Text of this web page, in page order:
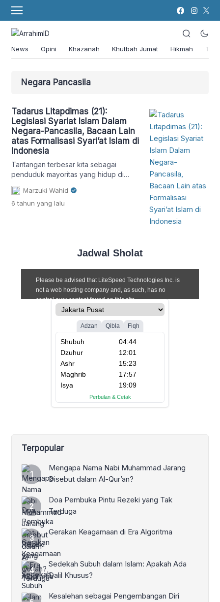
News Opini Khazanah Khutbah Jumat Hikmah
Negara Pancasila
Tadarus Litapdimas (21):
Legislasi Syariat Islam Dalam
Negara-Pancasila, Bacaan Lain
atas Formalisasi Syari’at Islam di
Indonesia
Tantangan terbesar kita sebagai
penduduk mayoritas yang hidup di
tengah negara-Pancasila yang
pluralistik ini semestinya adalah
bagaimana mewujudkan syariat Islam
Marzuki Wahid
6 tahun yang lalu
Jadwal Sholat
Terpopular
Mengapa Nama Nabi Muhammad Jarang
Disebut dalam Al-Qur’an?
Doa Pembuka Pintu Rezeki yang Tak
Terduga
Gerakan Keagamaan di Era Algoritma
Sedekah Subuh dalam Islam: Apakah Ada
Dalil Khusus?
Kesalehan sebagai Pengembangan Diri